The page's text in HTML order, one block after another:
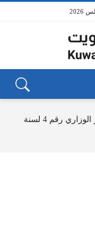
القرار الوزاري رقم 4 لسنة